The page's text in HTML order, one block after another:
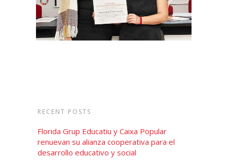
RECENT POSTS
Florida Grup Educatiu y Caixa Popular
renuevan su alianza cooperativa para el
desarrollo educativo y social